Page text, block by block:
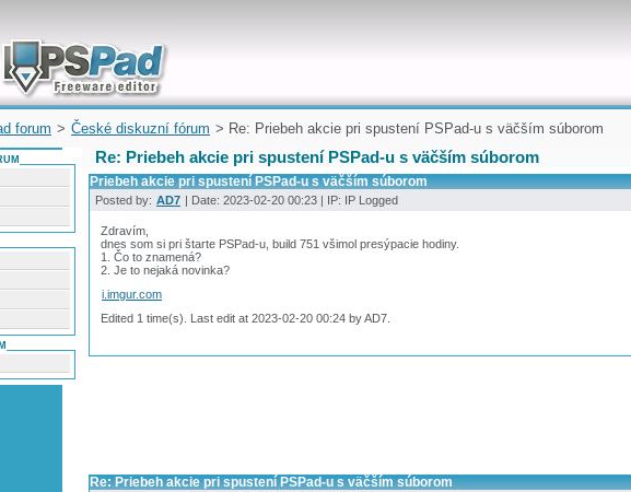
problems and quickly
for Microsoft
forum > České diskuzní fórum > Re: Priebeh akcie pri spustení PSPad-u s väčším súborom
Re: Priebeh akcie pri spustení PSPad-u s väčším súborom
Priebeh akcie pri spustení PSPad-u s väčším súborom
Posted by: AD7 | Date: 2023-02-20 00:23 | IP: IP Logged
Zdravím,
dnes som si pri štarte PSPad-u, build 751 všimol presýpacie hodiny.
1. Čo to znamená?
2. Je to nejaká novinka?
i.imgur.com
Edited 1 time(s). Last edit at 2023-02-20 00:24 by AD7.
Re: Priebeh akcie pri spustení PSPad-u s väčším súborom